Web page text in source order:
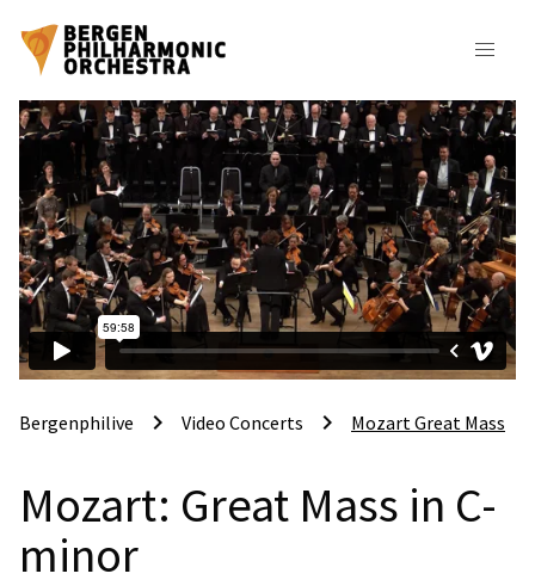
Bergenphilive keyboard_arrow_right Video Concerts keyboard_arrow_right Mozart Great Mass
Mozart: Great Mass in C-
minor